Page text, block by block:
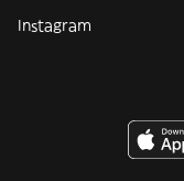
Instagram